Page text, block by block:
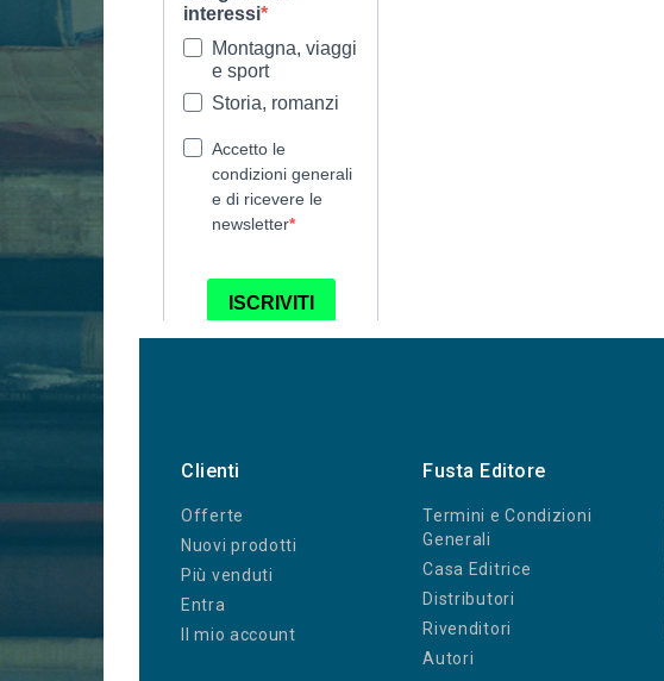
Clienti
Offerte
Nuovi prodotti
Più venduti
Entra
Il mio account
Fusta Editore
Termini e Condizioni
Generali
Casa Editrice
Distributori
Rivenditori
Autori